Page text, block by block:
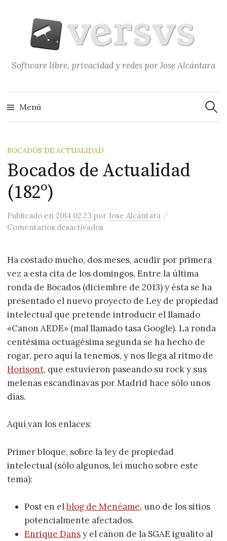
contenido
Software libre, privacidad y redes por Jose Alcántara
Menú
BOCADOS DE ACTUALIDAD
Bocados de Actualidad
(182º)
Publicado en2014.02.23 porJose Alcántara /
Comentarios desactivadosen Bocados de Actualidad (182º)
Ha costado mucho, dos meses, acudir por primera
vez a esta cita de los domingos. Entre la última
ronda de Bocados (diciembre de 2013) y ésta se ha
presentado el nuevo proyecto de Ley de propiedad
intelectual que pretende introducir el llamado
«Canon AEDE» (mal llamado tasa Google). La ronda
centésima octuagésima segunda se ha hecho de
rogar, pero aquí la tenemos, y nos llega al ritmo de
Horisont, que estuvieron paseando su rock y sus
melenas escandinavas por Madrid hace sólo unos
días.
Aquí van los enlaces:
Primer bloque, sobre la ley de propiedad
intelectual (sólo algunos, leí mucho sobre este
tema):
Post en elblog de Menéame, uno de los sitios
potencialmente afectados.
Enrique Dansy el canon de la SGAE igualito al